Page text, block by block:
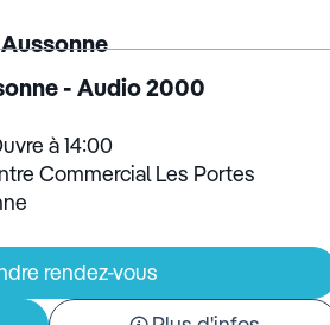
- Audio 2000
à 14:00
Commercial Les Portes
rendez-vous